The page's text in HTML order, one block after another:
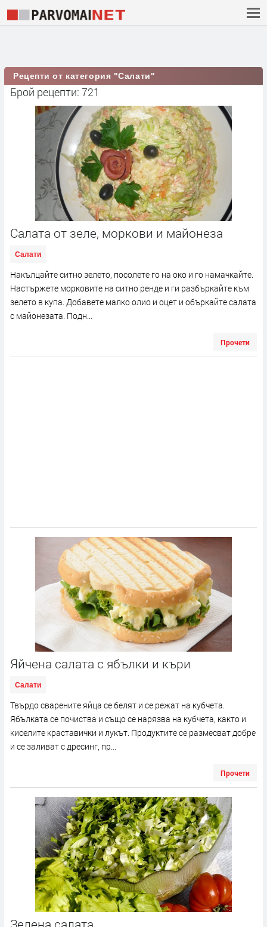
Рецепти от категория "Салати"
Брой рецепти: 721
Салата от зеле, моркови и майонеза
Салати
Накълцайте ситно зелето, посолете го на око и го намачкайте.
Настържете морковите на ситно ренде и ги разбъркайте към
зелето в купа. Добавете малко олио и оцет и объркайте салата
с майонезата. Подн...
Прочети
Яйчена салата с ябълки и къри
Салати
Твърдо сварените яйца се белят и се режат на кубчета.
Ябълката се почиства и също се нарязва на кубчета, както и
киселите краставички и лукът. Продуктите се размесват добре
и се заливат с дресинг, пр...
Прочети